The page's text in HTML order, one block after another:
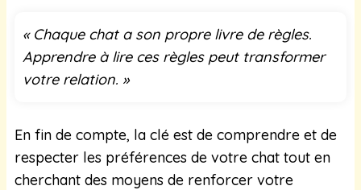
« Chaque chat a son propre livre de règles.
Apprendre à lire ces règles peut transformer
votre relation. »
En fin de compte, la clé est de comprendre et de
respecter les préférences de votre chat tout en
cherchant des moyens de renforcer votre